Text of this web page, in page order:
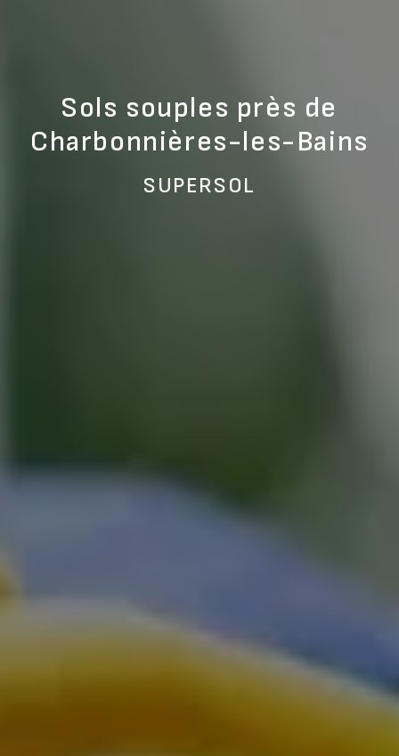
Sols souples près de
Charbonnières-les-Bains
SUPERSOL